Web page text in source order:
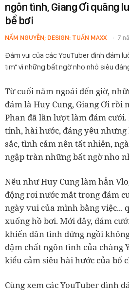
ngôn tình, Giang Ơi quăng
bể bơi
NẤM NGUYỄN; DESIGN: TUẤN MAXX 7
Đám vui của các YouTuber đình đám
tim" vì những bất ngờ nho nhỏ siêu
Từ cuối năm ngoái đến giờ,
đám là Huy Cung, Giang Ơi rồi
Phan đã lần lượt làm đám cưới.
tính, hài hước, đáng yêu
sắc, tình cảm nên tất nhiên,
ngập tràn những bất ngờ nho
Nếu như Huy Cung làm hẳn
động rơi nước mắt trong đám
ngày vui của mình bằng việc...
xuống hồ bơi. Mới đây, đám
khiến dân tình đứng ngồi
đậm chất ngôn tình của chàng
kiểu cảm siêu hài hước của bố
Cùng xem các YouTuber đình